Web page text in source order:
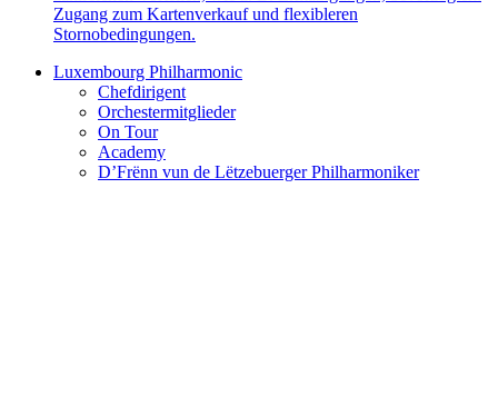
Zugang zum Kartenverkauf und flexibleren
Stornobedingungen.
Luxembourg Philharmonic
Chefdirigent
Orchestermitglieder
On Tour
Academy
D’Frënn vun de Lëtzebuerger Philharmoniker